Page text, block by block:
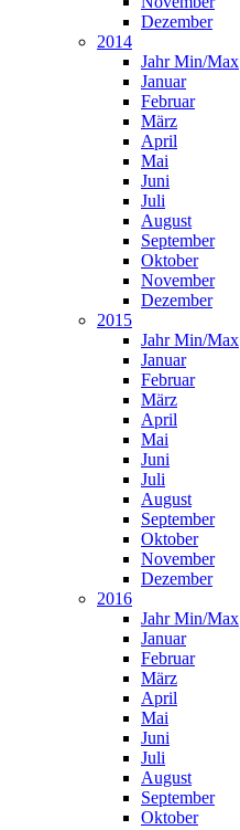
Dezember
2014
Jahr Min/Max
Januar
Februar
März
April
Mai
Juni
Juli
August
September
Oktober
November
Dezember
2015
Jahr Min/Max
Januar
Februar
März
April
Mai
Juni
Juli
August
September
Oktober
November
Dezember
2016
Jahr Min/Max
Januar
Februar
März
April
Mai
Juni
Juli
August
September
Oktober